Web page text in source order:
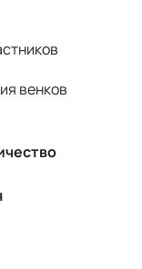
венков